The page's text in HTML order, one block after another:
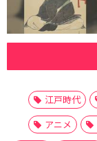
江戸時代
アニメ